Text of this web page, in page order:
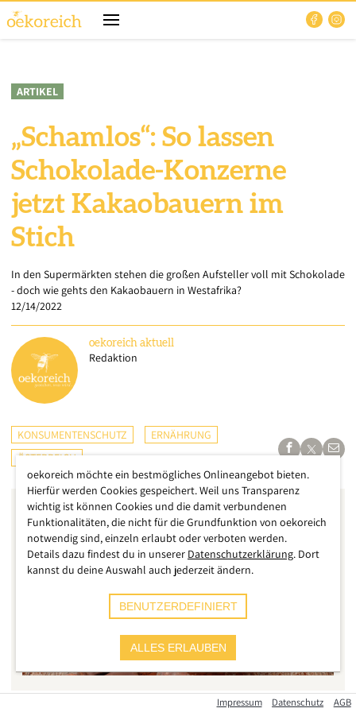
ARTIKEL
„Schamlos“: So lassen
Schokolade-Konzerne
jetzt Kakaobauern im
Stich
In den Supermärkten stehen die großen Aufsteller voll mit Schokolade
- doch wie gehts den Kakaobauern in Westafrika?
12/14/2022
oekoreich aktuell
Redaktion
KONSUMENTENSCHUTZ
ERNÄHRUNG
ÖSTERREICH
Impressum Datenschutz AGB
oekoreich möchte ein bestmögliches Onlineangebot bieten.
Hierfür werden Cookies gespeichert. Weil uns Transparenz
wichtig ist können Cookies und die damit verbundenen
Funktionalitäten, die nicht für die Grundfunktion von oekoreich
notwendig sind, einzeln erlaubt oder verboten werden.
Details dazu findest du in unserer Datenschutzerklärung. Dort
kannst du deine Auswahl auch jederzeit ändern.
BENUTZERDEFINIERT
ALLES ERLAUBEN